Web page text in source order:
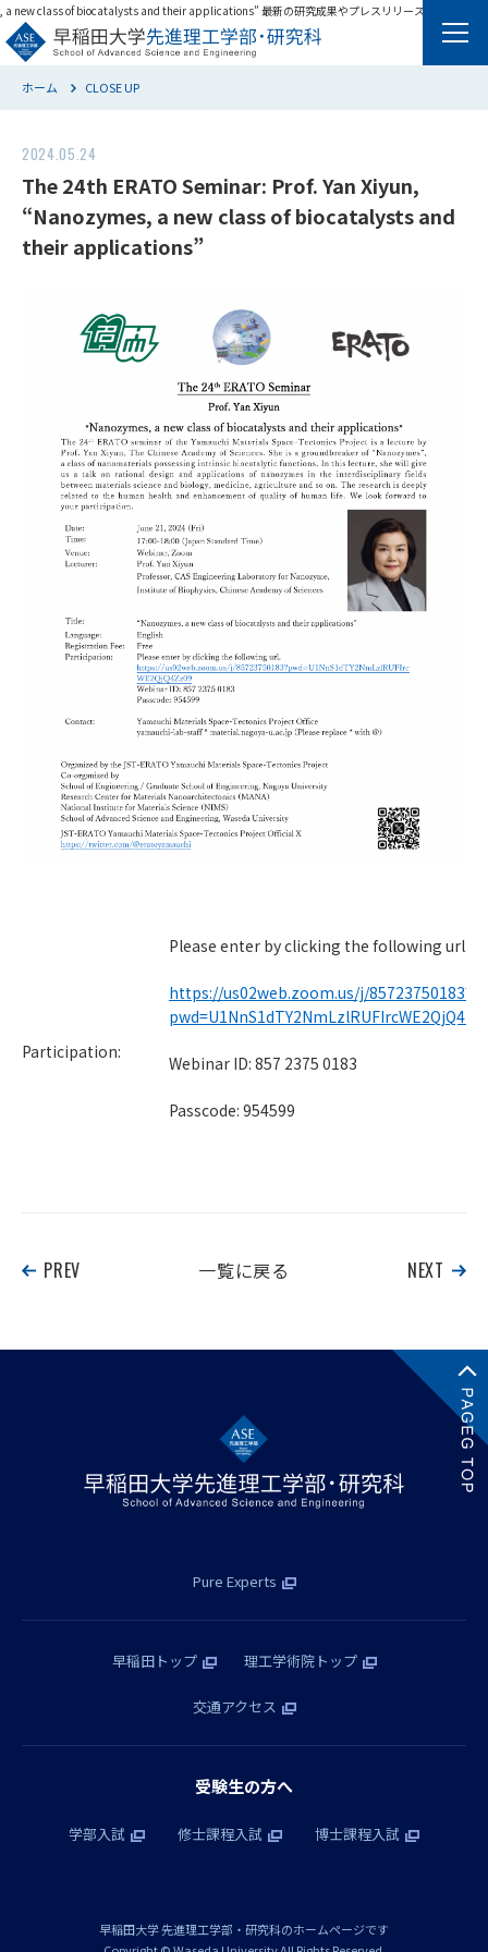
new class of biocatalysts and their applications” 最新の研究成果やプレスリリースの内容を紹介
先進理工のキーワード
教育システム・進路
先進Past&Now
研究最前線
受験生の方へ
ホーム サイトマップ
ホーム CLOSE UP
2024.05.24
The 24th ERATO Seminar: Prof. Yan Xiyun,
“Nanozymes, a new class of biocatalysts and
their applications”
Participation:
Please enter by clicking the following url.
https://us02web.zoom.us/j/85723750183?
Webinar ID: 857 2375 0183
Passcode: 954599
PREV 一覧に戻る NEXT
Pure Experts
早稲田トップ 理工学術院トップ
交通アクセス
受験生の方へ
学部入試 修士課程入試 博士課程入試
早稲田大学 先進理工学部・研究科のホームページです